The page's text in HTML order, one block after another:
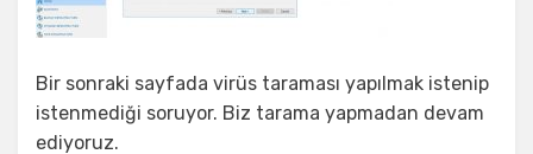
Bir sonraki sayfada virüs taraması yapılmak istenip
istenmediği soruyor. Biz tarama yapmadan devam
ediyoruz.